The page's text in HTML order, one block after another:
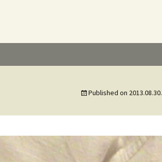
Published on 2013.08.30.